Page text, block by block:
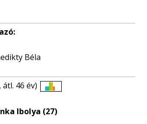
Béla
átl. 46 év)
eloszlás
Ibolya (27)